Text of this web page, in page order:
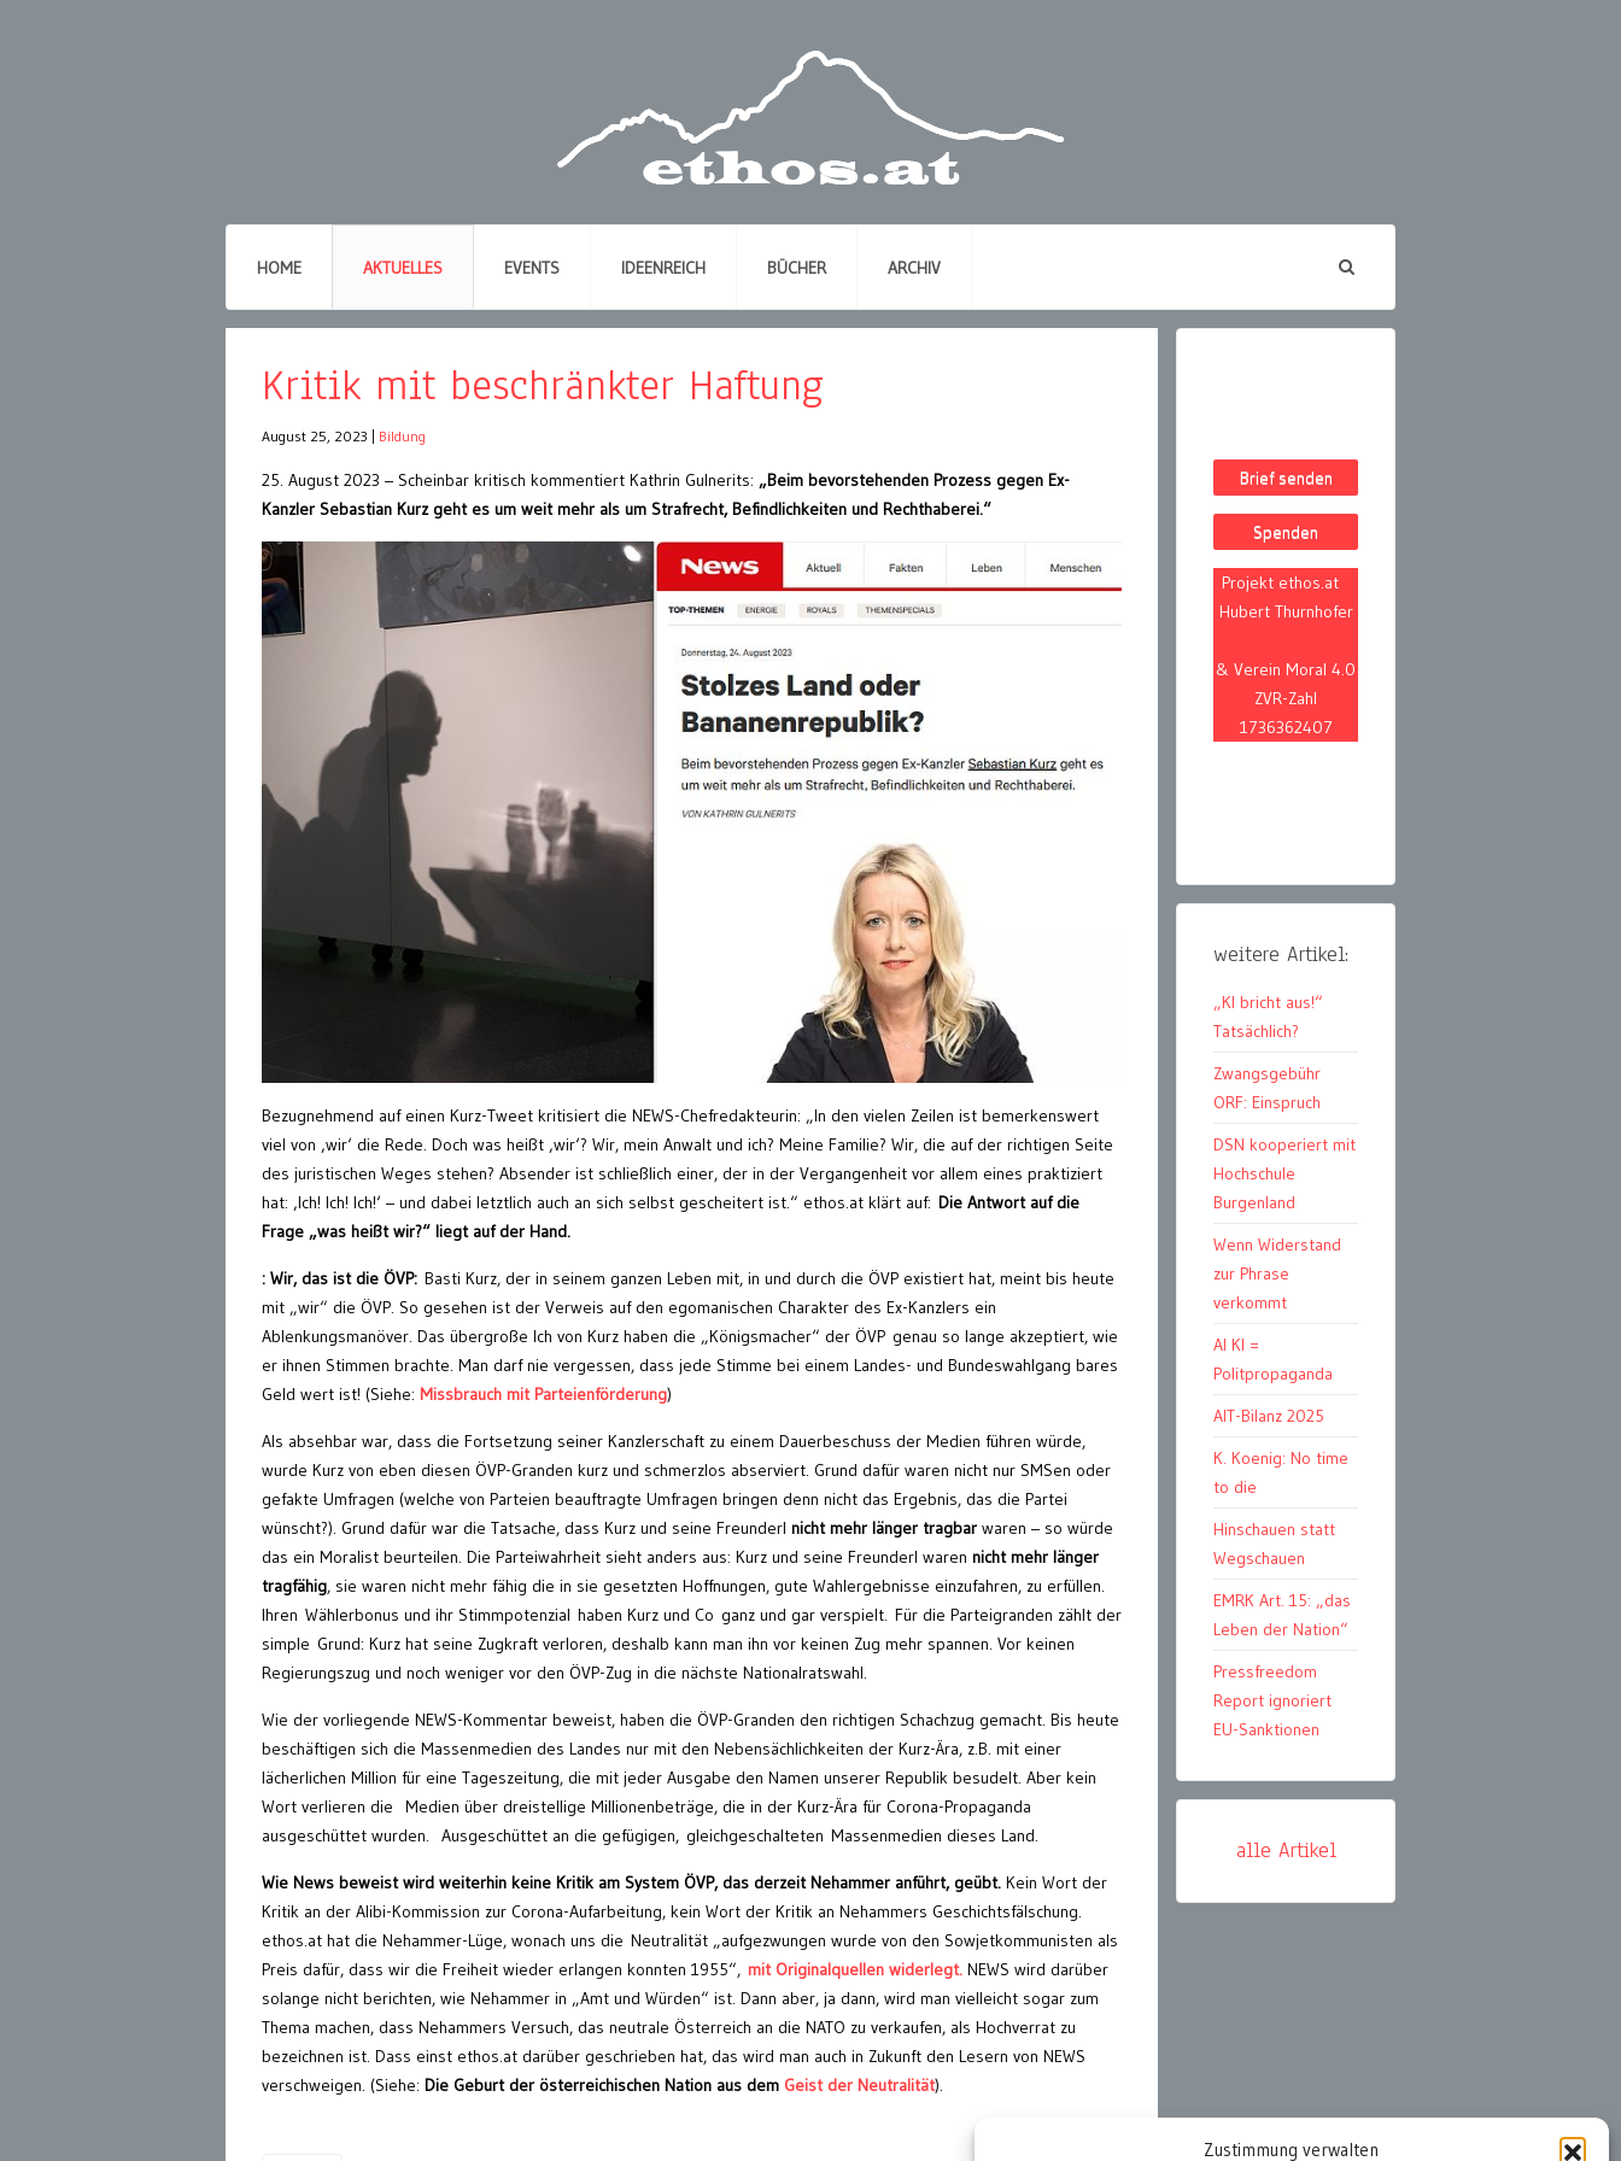
Zustimmung verwalten
HOME AKTUELLES EVENTS IDEENREICH BÜCHER ARCHIV
Kritik mit beschränkter Haftung
August 25, 2023 Bildung
25. August 2023 – Scheinbar kritisch kommentiert Kathrin Gulnerits: „Beim bevorstehenden Prozess gegen Ex-
Kanzler Sebastian Kurz geht es um weit mehr als um Strafrecht, Befindlichkeiten und Rechthaberei.“
Bezugnehmend auf einen Kurz-Tweet kritisiert die NEWS-Chefredakteurin: „In den vielen Zeilen ist bemerkenswert
viel von ‚wir‘ die Rede. Doch was heißt ‚wir‘? Wir, mein Anwalt und ich? Meine Familie? Wir, die auf der richtigen Seite
des juristischen Weges stehen? Absender ist schließlich einer, der in der Vergangenheit vor allem eines praktiziert
hat: ‚Ich! Ich! Ich!‘ – und dabei letztlich auch an sich selbst gescheitert ist.“ ethos.at klärt auf: Die Antwort auf die
Frage „was heißt wir?“ liegt auf der Hand.
: Wir, das ist die ÖVP: Basti Kurz, der in seinem ganzen Leben mit, in und durch die ÖVP existiert hat, meint bis heute
mit „wir“ die ÖVP. So gesehen ist der Verweis auf den egomanischen Charakter des Ex-Kanzlers ein
Ablenkungsmanöver. Das übergroße Ich von Kurz haben die „Königsmacher“ der ÖVP genau so lange akzeptiert, wie
er ihnen Stimmen brachte. Man darf nie vergessen, dass jede Stimme bei einem Landes- und Bundeswahlgang bares
Geld wert ist! (Siehe: Missbrauch mit Parteienförderung)
Als absehbar war, dass die Fortsetzung seiner Kanzlerschaft zu einem Dauerbeschuss der Medien führen würde,
wurde Kurz von eben diesen ÖVP-Granden kurz und schmerzlos abserviert. Grund dafür waren nicht nur SMSen oder
gefakte Umfragen (welche von Parteien beauftragte Umfragen bringen denn nicht das Ergebnis, das die Partei
wünscht?) . Grund dafür war die Tatsache, dass Kurz und seine Freunderl nicht mehr länger tragbar waren – so würde
das ein Moralist beurteilen. Die Parteiwahrheit sieht anders aus: Kurz und seine Freunderl waren nicht mehr länger
tragfähig, sie waren nicht mehr fähig die in sie gesetzten Hoffnungen, gute Wahlergebnisse einzufahren, zu erfüllen.
Ihren Wählerbonus und ihr Stimmpotenzial haben Kurz und Co ganz und gar verspielt. Für die Parteigranden zählt der
simple Grund: Kurz hat seine Zugkraft verloren, deshalb kann man ihn vor keinen Zug mehr spannen. Vor keinen
Regierungszug und noch weniger vor den ÖVP-Zug in die nächste Nationalratswahl.
Wie der vorliegende NEWS-Kommentar beweist, haben die ÖVP-Granden den richtigen Schachzug gemacht. Bis heute
beschäftigen sich die Massenmedien des Landes nur mit den Nebensächlichkeiten der Kurz-Ära, z.B. mit einer
lächerlichen Million für eine Tageszeitung, die mit jeder Ausgabe den Namen unserer Republik besudelt. Aber kein
Wort verlieren die Medien über dreistellige Millionenbeträge, die in der Kurz-Ära für Corona-Propaganda
ausgeschüttet wurden. Ausgeschüttet an die gefügigen, gleichgeschalteten Massenmedien dieses Land.
Wie News beweist wird weiterhin keine Kritik am System ÖVP, das derzeit Nehammer anführt, geübt. Kein Wort der
Kritik an der Alibi-Kommission zur Corona-Aufarbeitung, kein Wort der Kritik an Nehammers Geschichtsfälschung.
ethos.at hat die Nehammer-Lüge, wonach uns die Neutralität „aufgezwungen wurde von den Sowjetkommunisten als
Preis dafür, dass wir die Freiheit wieder erlangen konnten 1955“, mit Originalquellen widerlegt. NEWS wird darüber
solange nicht berichten, wie Nehammer in „Amt und Würden“ ist. Dann aber, ja dann, wird man vielleicht sogar zum
Thema machen, dass Nehammers Versuch, das neutrale Österreich an die NATO zu verkaufen, als Hochverrat zu
bezeichnen ist. Dass einst ethos.at darüber geschrieben hat, das wird man auch in Zukunft den Lesern von NEWS
verschweigen. (Siehe: Die Geburt der österreichischen Nation aus dem Geist der Neutralität).
Brief senden
Spenden
Projekt ethos.at
Hubert Thurnhofer
& Verein Moral 4.0
ZVR-Zahl
1736362407
weitere Artikel:
„KI bricht aus!“
Tatsächlich?
Zwangsgebühr
ORF: Einspruch
DSN kooperiert mit
Hochschule
Burgenland
Wenn Widerstand
zur Phrase
verkommt
AI KI =
Politpropaganda
AIT-Bilanz 2025
K. Koenig: No time
to die
Hinschauen statt
Wegschauen
EMRK Art. 15: „das
Leben der Nation“
Pressfreedom
Report ignoriert
EU-Sanktionen
alle Artikel